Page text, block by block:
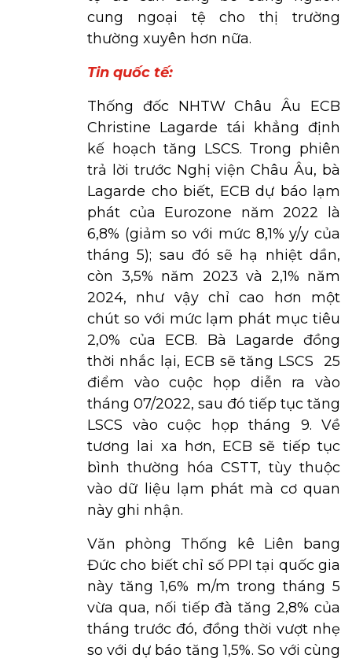
cung ngoại tệ cho thị trường
thường xuyên hơn nữa.
Tin quốc tế:
Thống đốc NHTW Châu Âu ECB
Christine Lagarde tái khẳng định
kế hoạch tăng LSCS. Trong phiên
trả lời trước Nghị viện Châu Âu, bà
Lagarde cho biết, ECB dự báo lạm
phát của Eurozone năm 2022 là
6,8% (giảm so với mức 8,1% y/y của
tháng 5); sau đó sẽ hạ nhiệt dần,
còn 3,5% năm 2023 và 2,1% năm
2024, như vậy chỉ cao hơn một
chút so với mức lạm phát mục tiêu
2,0% của ECB. Bà Lagarde đồng
thời nhắc lại, ECB sẽ tăng LSCS 25
điểm vào cuộc họp diễn ra vào
tháng 07/2022, sau đó tiếp tục tăng
LSCS vào cuộc họp tháng 9. Về
tương lai xa hơn, ECB sẽ tiếp tục
bình thường hóa CSTT, tùy thuộc
vào dữ liệu lạm phát mà cơ quan
này ghi nhận.
Văn phòng Thống kê Liên bang
Đức cho biết chỉ số PPI tại quốc gia
này tăng 1,6% m/m trong tháng 5
vừa qua, nối tiếp đà tăng 2,8% của
tháng trước đó, đồng thời vượt nhẹ
so với dự báo tăng 1,5%. So với cùng